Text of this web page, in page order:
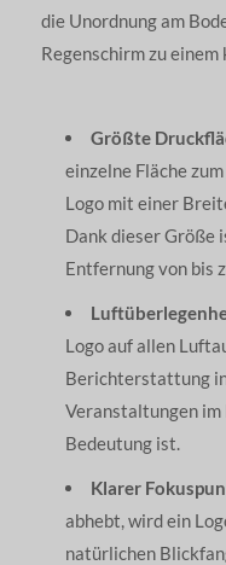
die Unordnung am
Regenschirm zu
Größte
einzelne Fläche
Logo mit einer
Dank dieser Größe
Entfernung von bis
Logo auf allen
Berichterstattung
Veranstaltungen im
Bedeutung ist.
Klarer
abhebt, wird ein
natürlichen